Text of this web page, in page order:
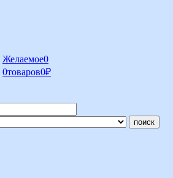
Желаемое0
0товаров0₽